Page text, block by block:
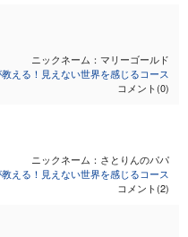
ニックネーム：マリーゴールド
える！見えない世界を感じるコース
コメント(0)
ニックネーム：さとりんのパパ
える！見えない世界を感じるコース
コメント(2)